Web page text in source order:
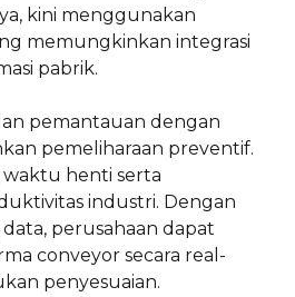
kini menggunakan
memungkinkan integrasi
pabrik.
pemantauan dengan
pemeliharaan preventif.
henti serta
industri. Dengan
perusahaan dapat
conveyor secara real-
penyesuaian.